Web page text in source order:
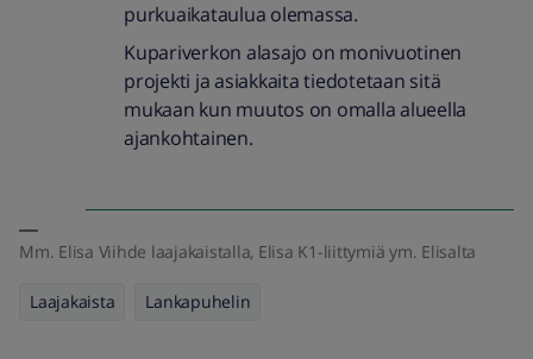
purkuaikataulua olemassa.
Kupariverkon alasajo on monivuotinen
projekti ja asiakkaita tiedotetaan sitä
mukaan kun muutos on omalla alueella
ajankohtainen.
Mm. Elisa Viihde laajakaistalla, Elisa K1-liittymiä ym. Elisalta
Laajakaista Lankapuhelin